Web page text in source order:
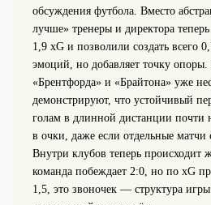
обсуждения футбола. Вместо
лучше» тренеры и директора
1,9 xG и позволили создать всего
эмоций, но добавляет точку
«Брентфорда» и «Брайтона» уже
демонстрируют, что устойчивый
голам в длинной дистанции почти
в очки, даже если отдельные матчи
Внутри клубов теперь происходит
команда побеждает 2:0, но по xG
1,5, это звоночек — структура